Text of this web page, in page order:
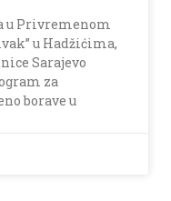
u Privremenom
u Hadžićima,
Sarajevo
za
borave u